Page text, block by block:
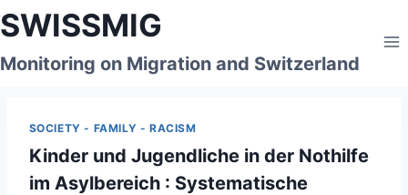
Skip
to
content
SWISSMIG
Monitoring on Migration and Switzerland
SOCIETY - FAMILY - RACISM
Kinder und Jugendliche in der Nothilfe
im Asylbereich : Systematische